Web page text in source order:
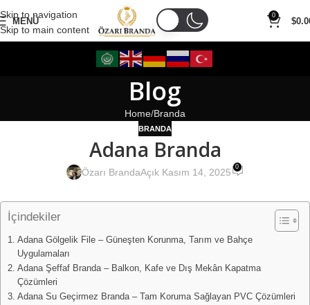
Skip to navigation
Skip to main content
MENÜ
0
$
Blog
Home Branda
BRANDA
Adana Branda
Özarı BrandaAçık Kasım 14, 2025 0
İçindekiler
Adana Gölgelik File – Güneşten Korunma, Tarım ve Bahçe
Uygulamaları
Adana Şeffaf Branda – Balkon, Kafe ve Dış Mekân Kapatma
Çözümleri
Adana Su Geçirmez Branda – Tam Koruma Sağlayan PVC Çözümleri